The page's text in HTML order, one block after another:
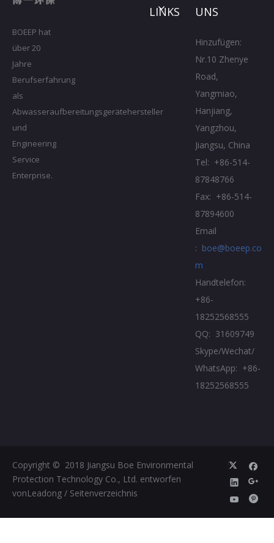
BOEEP hat
über 20
Jahre
Berufserfahrung
als
Abwasseraufbereitungsgerätehersteller
und
Engineering
Service
Enterprise.
LINKS
UNS
Hinzufügen:
Nr.10 Zhenye
Road,
Yangmiao,
Hanjiang,
Yangzhou,
Jiangsu, China
Tel: +86-514-
87848766
Fax: +86-514-
87894600
Email
: boe@boeep.co
m
Handtelefon:
+86-
18252568555
QQ: 31609749
Skype/Wechat/
WhatsApp: +86-
18252568555
Copyright © ️ 2018 Jiangsu Boe Environmental
Protection Technology Co., Ltd. entworfen
vonLeadong / Seitenverzeichnis